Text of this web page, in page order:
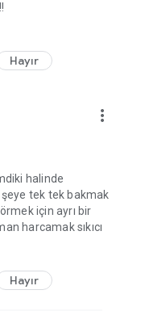
Hayır
more_vert
halinde
şeye tek tek bakmak
için ayrı bir
harcamak sıkıcı
Hayır